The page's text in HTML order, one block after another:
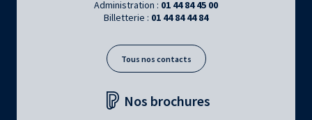
Administration : 01 44 84 45 00
Billetterie : 01 44 84 44 84
Tous nos contacts
Nos brochures